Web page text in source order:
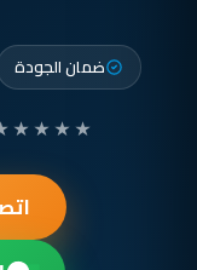
ضمان الجودة
اتصل